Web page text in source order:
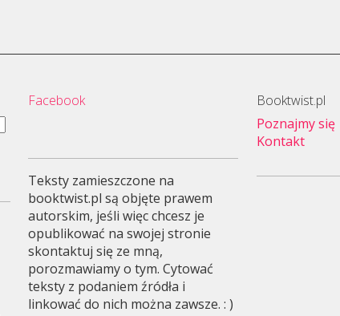
Facebook
Teksty zamieszczone na
booktwist.pl są objęte prawem
autorskim, jeśli więc chcesz je
opublikować na swojej stronie
skontaktuj się ze mną,
porozmawiamy o tym. Cytować
teksty z podaniem źródła i
linkować do nich można zawsze. : )
Booktwist.pl
Poznajmy się
Kontakt